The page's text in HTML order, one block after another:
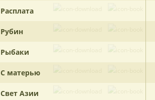
Расплата
Рубин
Рыбаки
С матерью
Свет Азии